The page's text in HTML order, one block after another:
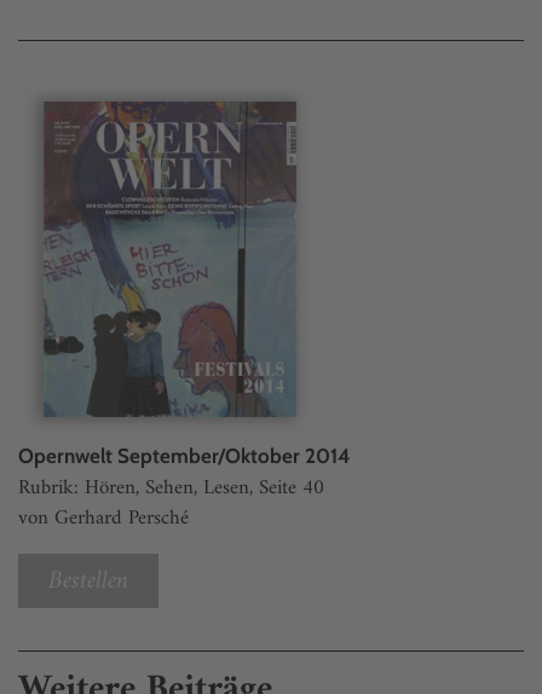
Opernwelt September/Oktober 2014
Rubrik: Hören, Sehen, Lesen, Seite 40
von Gerhard Persché
Bestellen